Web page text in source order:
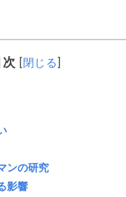
次 閉じる
ンの研究
影響